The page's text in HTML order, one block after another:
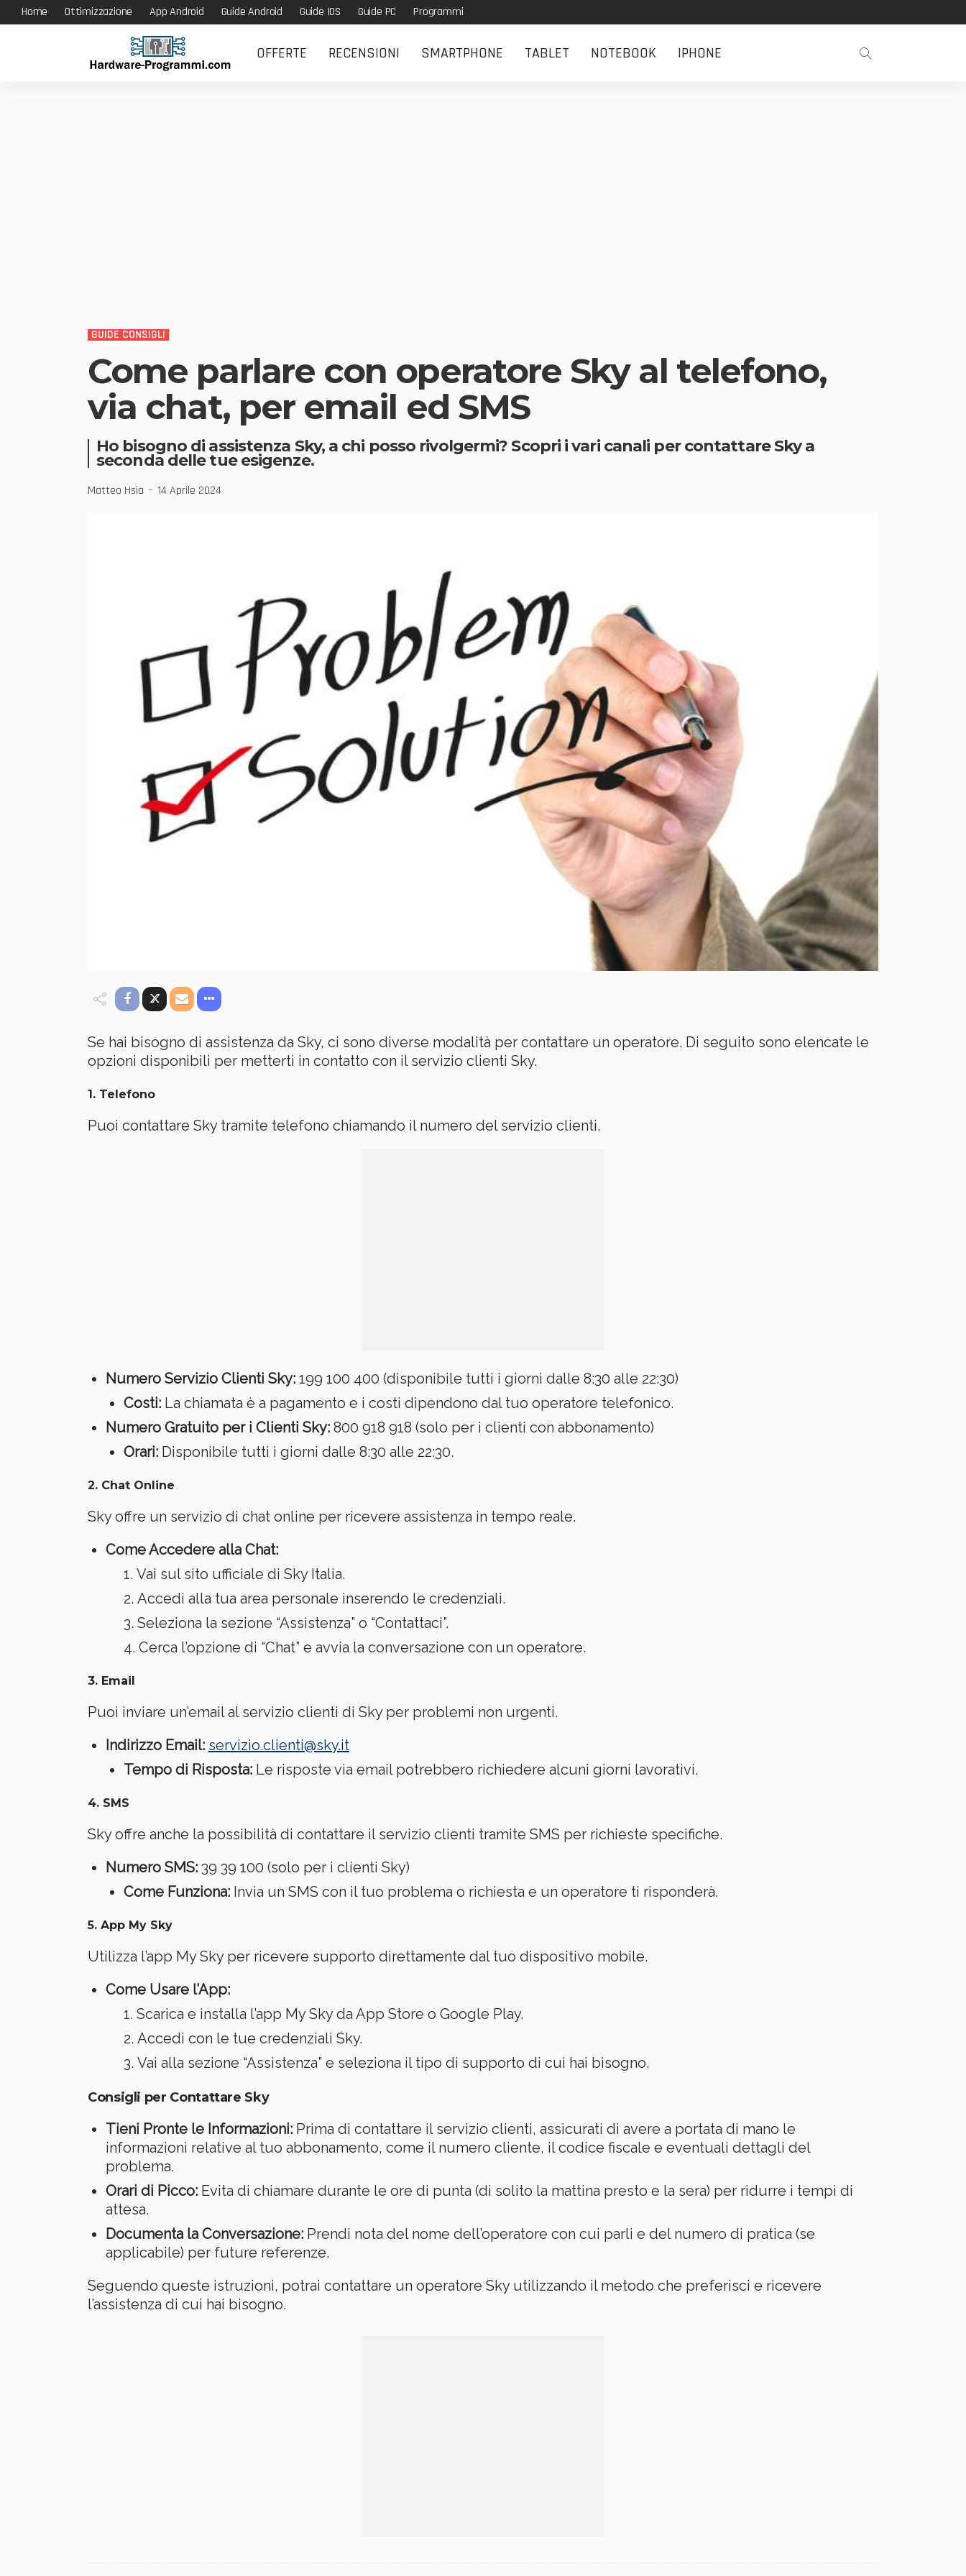
Home Ottimizzazione App Android Guide Android Guide IOS Guide PC Programmi
OFFERTE RECENSIONI SMARTPHONE TABLET NOTEBOOK IPHONE
GUIDE CONSIGLI
Come parlare con operatore Sky al telefono,
via chat, per email ed SMS
Ho bisogno di assistenza Sky, a chi posso rivolgermi? Scopri i vari canali per contattare Sky a
seconda delle tue esigenze.
Matteo Hsia 14 Aprile 2024
Se hai bisogno di assistenza da Sky, ci sono diverse modalità per contattare un operatore. Di seguito sono elencate le
opzioni disponibili per metterti in contatto con il servizio clienti Sky.
1. Telefono
Puoi contattare Sky tramite telefono chiamando il numero del servizio clienti.
Numero Servizio Clienti Sky: 199 100 400 (disponibile tutti i giorni dalle 8:30 alle 22:30)
Costi: La chiamata è a pagamento e i costi dipendono dal tuo operatore telefonico.
Numero Gratuito per i Clienti Sky: 800 918 918 (solo per i clienti con abbonamento)
Orari: Disponibile tutti i giorni dalle 8:30 alle 22:30.
2. Chat Online
Sky offre un servizio di chat online per ricevere assistenza in tempo reale.
Come Accedere alla Chat:
Vai sul sito ufficiale di Sky Italia.
Accedi alla tua area personale inserendo le credenziali.
Seleziona la sezione “Assistenza” o “Contattaci”.
Cerca l’opzione di “Chat” e avvia la conversazione con un operatore.
3. Email
Puoi inviare un’email al servizio clienti di Sky per problemi non urgenti.
Indirizzo Email: servizio.clienti@sky.it
Tempo di Risposta: Le risposte via email potrebbero richiedere alcuni giorni lavorativi.
4. SMS
Sky offre anche la possibilità di contattare il servizio clienti tramite SMS per richieste specifiche.
Numero SMS: 39 39 100 (solo per i clienti Sky)
Come Funziona: Invia un SMS con il tuo problema o richiesta e un operatore ti risponderà.
5. App My Sky
Utilizza l’app My Sky per ricevere supporto direttamente dal tuo dispositivo mobile.
Come Usare l’App:
Scarica e installa l’app My Sky da App Store o Google Play.
Accedi con le tue credenziali Sky.
Vai alla sezione “Assistenza” e seleziona il tipo di supporto di cui hai bisogno.
Consigli per Contattare Sky
Tieni Pronte le Informazioni: Prima di contattare il servizio clienti, assicurati di avere a portata di mano le
informazioni relative al tuo abbonamento, come il numero cliente, il codice fiscale e eventuali dettagli del
problema.
Orari di Picco: Evita di chiamare durante le ore di punta (di solito la mattina presto e la sera) per ridurre i tempi di
attesa.
Documenta la Conversazione: Prendi nota del nome dell’operatore con cui parli e del numero di pratica (se
applicabile) per future referenze.
Seguendo queste istruzioni, potrai contattare un operatore Sky utilizzando il metodo che preferisci e ricevere
l’assistenza di cui hai bisogno.